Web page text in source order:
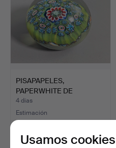
PISAPAPELES,
PAPERWHITE DE
MURANO.
4 días
Estimación
35 USD
Usamos cookies